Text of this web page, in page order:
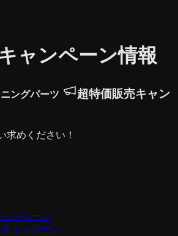
ャンペーン情報
ングパーツ
超特価販売キャン
求めください！
ンペーン
ャンペーン